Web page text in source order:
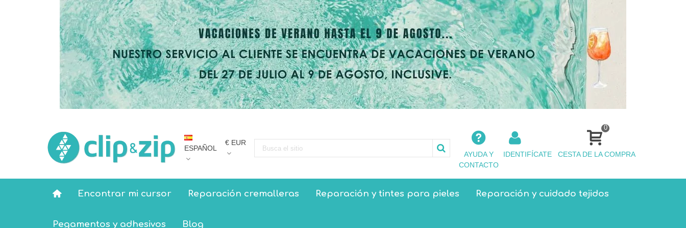
ESPAÑOL
€ EUR
AYUDA Y
CONTACTO
IDENTIFÍCATE
0
CESTA DE LA COMPRA
Encontrar mi cursor Reparación cremalleras Reparación y tintes para pieles Reparación y cuidado tejidos
Pegamentos y adhesivos Blog